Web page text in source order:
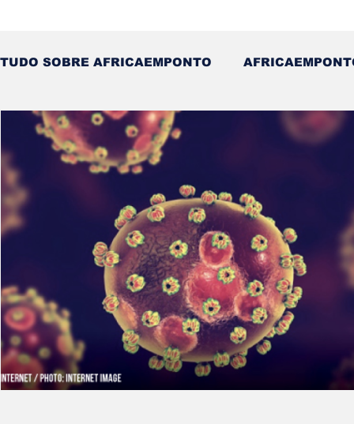
TUDO SOBRE AFRICAEMPONTO
Nas Linhas do Tempo - (Blog) Nas linhas do